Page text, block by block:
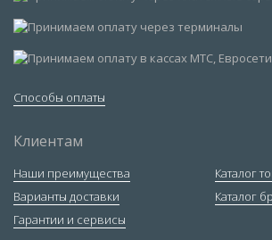
Способы оплаты
Клиентам
Наши преимущества
Варианты доставки
Гарантии и сервисы
Каталог
Каталог